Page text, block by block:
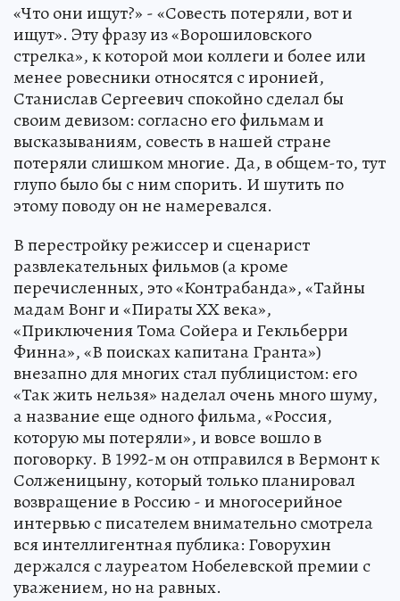
«Что они ищут?» - «Совесть потеряли, вот и
ищут». Эту фразу из «Ворошиловского
стрелка», к которой мои коллеги и более или
менее ровесники относятся с иронией,
Станислав Сергеевич спокойно сделал бы
своим девизом: согласно его фильмам и
высказываниям, совесть в нашей стране
потеряли слишком многие. Да, в общем-то, тут
глупо было бы с ним спорить. И шутить по
этому поводу он не намеревался.
В перестройку режиссер и сценарист
развлекательных фильмов (а кроме
перечисленных, это «Контрабанда», «Тайны
мадам Вонг и «Пираты ХХ века»,
«Приключения Тома Сойера и Гекльберри
Финна», «В поисках капитана Гранта»)
внезапно для многих стал публицистом: его
«Так жить нельзя» наделал очень много шуму,
а название еще одного фильма, «Россия,
которую мы потеряли», и вовсе вошло в
поговорку. В 1992-м он отправился в Вермонт к
Солженицыну, который только планировал
возвращение в Россию - и многосерийное
интервью с писателем внимательно смотрела
вся интеллигентная публика: Говорухин
держался с лауреатом Нобелевской премии с
уважением, но на равных.